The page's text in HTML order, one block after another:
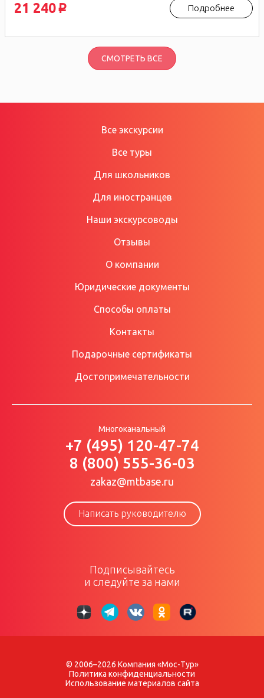
21 240 p Подробнее
СМОТРЕТЬ ВСЕ
Все экскурсии
Все туры
Для школьников
Для иностранцев
Наши экскурсоводы
Отзывы
О компании
Юридические документы
Способы оплаты
Контакты
Подарочные сертификаты
Достопримечательности
Многоканальный
+7 (495) 120-47-74
8 (800) 555-36-03
zakaz@mtbase.ru
Написать руководителю
Подписывайтесь
и следуйте за нами
© 2006–2026 Компания «Мос-Тур»
Политика конфиденциальности
Использование материалов сайта